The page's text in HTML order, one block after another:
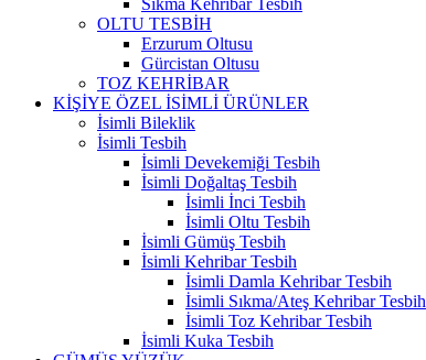
Sıkma Kehribar Tesbih
OLTU TESBİH
Erzurum Oltusu
Gürcistan Oltusu
TOZ KEHRİBAR
KİŞİYE ÖZEL İSİMLİ ÜRÜNLER
İsimli Bileklik
İsimli Tesbih
İsimli Devekemiği Tesbih
İsimli Doğaltaş Tesbih
İsimli İnci Tesbih
İsimli Oltu Tesbih
İsimli Gümüş Tesbih
İsimli Kehribar Tesbih
İsimli Damla Kehribar Tesbih
İsimli Sıkma/Ateş Kehribar Tesbih
İsimli Toz Kehribar Tesbih
İsimli Kuka Tesbih